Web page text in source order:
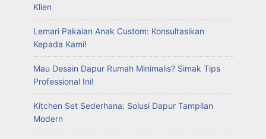
Klien
Lemari Pakaian Anak Custom: Konsultasikan
Kepada Kami!
Mau Desain Dapur Rumah Minimalis? Simak Tips
Professional Ini!
Kitchen Set Sederhana: Solusi Dapur Tampilan
Modern